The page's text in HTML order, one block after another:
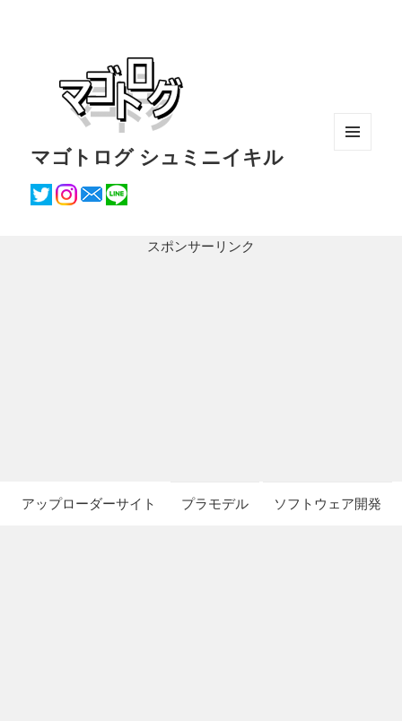
マゴトログ シュミニイキル
スポンサーリンク
アップローダーサイト プラモデル ソフトウェア開発